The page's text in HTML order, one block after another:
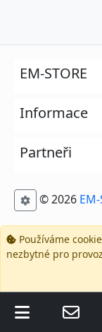
EM-STORE
Informace
Partneři
© 2026 EM-
Používáme
nezbytné pro